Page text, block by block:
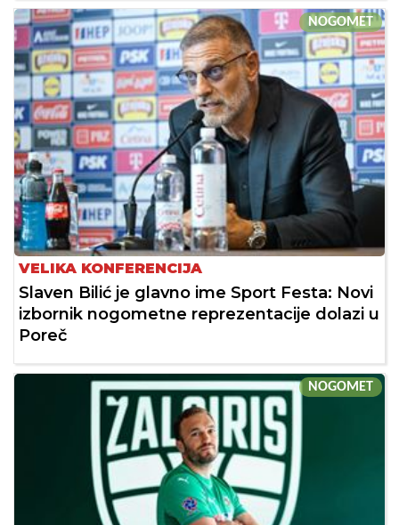
NOGOMET
VELIKA KONFERENCIJA
Slaven Bilić je glavno ime Sport Festa: Novi
izbornik nogometne reprezentacije dolazi u
Poreč
NOGOMET